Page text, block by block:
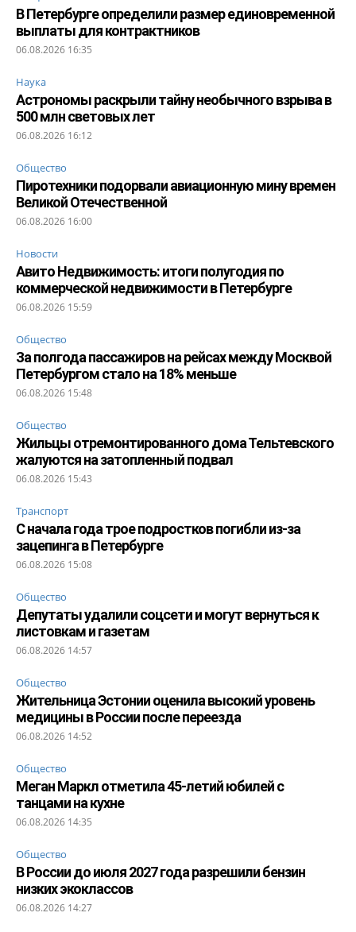
В Петербурге определили размер единовременной
выплаты для контрактников
06.08.2026 16:35
Наука
Астрономы раскрыли тайну необычного взрыва в
500 млн световых лет
06.08.2026 16:12
Общество
Пиротехники подорвали авиационную мину времен
Великой Отечественной
06.08.2026 16:00
Новости
Авито Недвижимость: итоги полугодия по
коммерческой недвижимости в Петербурге
06.08.2026 15:59
Общество
За полгода пассажиров на рейсах между Москвой
Петербургом стало на 18% меньше
06.08.2026 15:48
Общество
Жильцы отремонтированного дома Тельтевского
жалуются на затопленный подвал
06.08.2026 15:43
Транспорт
С начала года трое подростков погибли из-за
зацепинга в Петербурге
06.08.2026 15:08
Общество
Депутаты удалили соцсети и могут вернуться к
листовкам и газетам
06.08.2026 14:57
Общество
Жительница Эстонии оценила высокий уровень
медицины в России после переезда
06.08.2026 14:52
Общество
Меган Маркл отметила 45-летий юбилей с
танцами на кухне
06.08.2026 14:35
Общество
В России до июля 2027 года разрешили бензин
низких экоклассов
06.08.2026 14:27